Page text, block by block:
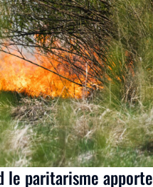
le paritarisme apporte